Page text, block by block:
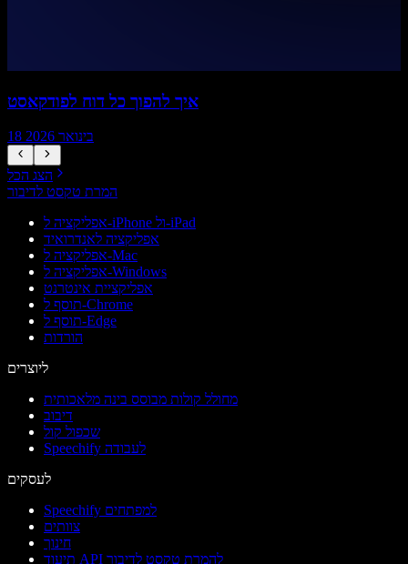
איך להפוך כל דוח לפודקאסט
18 בינואר 2026
הצג הכל
המרת טקסט לדיבור
אפליקציה ל-iPhone ול-iPad
אפליקציה לאנדרואיד
אפליקציה ל-Mac
אפליקציה ל-Windows
אפליקציית אינטרנט
תוסף ל-Chrome
תוסף ל-Edge
הורדות
ליוצרים
מחולל קולות מבוסס בינה מלאכותית
דיבוב
שכפול קול
Speechify לעבודה
לעסקים
Speechify למפתחים
צוותים
חינוך
תיעוד API להמרת טקסט לדיבור